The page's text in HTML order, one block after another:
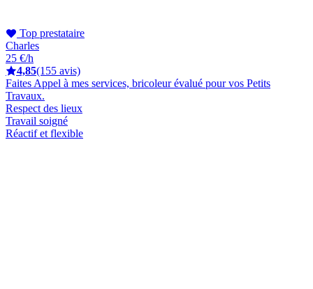
Top prestataire
Charles
25 €/h
4,85(155 avis)
Faites Appel à mes services, bricoleur évalué pour vos Petits
Travaux.
Respect des lieux
Travail soigné
Réactif et flexible